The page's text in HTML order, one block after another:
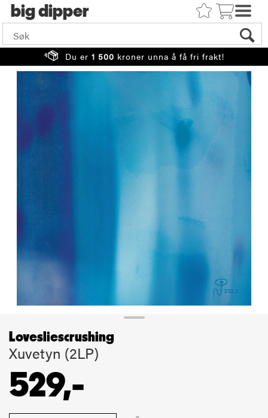
big
Du er 1 500 kroner unna å få fri frakt!
Lovesliescrushing
Xuvetyn (2LP)
529,-